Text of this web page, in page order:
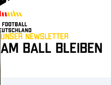
Unser Newsletter
Am Ball bleiben